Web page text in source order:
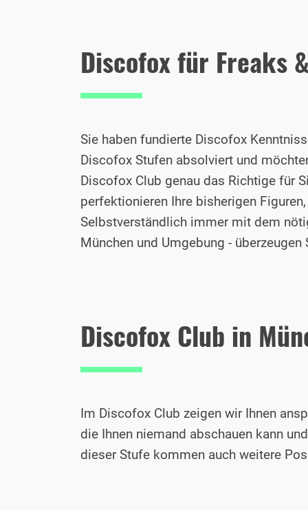
Discofox für Freaks
Sie haben fundierte Discofox
Discofox Stufen absolviert und
Discofox Club genau das Richtige für
perfektionieren Ihre bisherigen
Selbstverständlich immer mit dem
München und Umgebung -
Discofox Club in
Im Discofox Club zeigen wir Ihnen
die Ihnen niemand abschauen kann
dieser Stufe kommen auch weitere